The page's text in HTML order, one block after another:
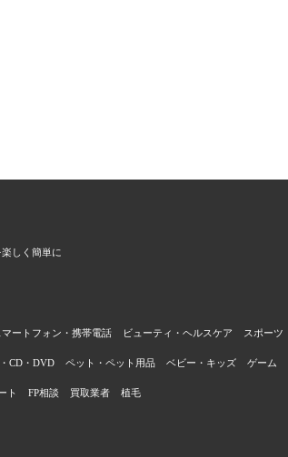
しく簡単に
マートフォン・携帯電話 ビューティ・ヘルスケア スポーツ
CD・DVD ペット・ペット用品 ベビー・キッズ ゲーム
ト FP相談 買取業者 植毛